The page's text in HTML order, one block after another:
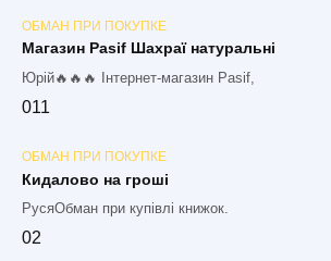
ОБМАН ПРИ ПОКУПКЕ
Магазин Pasif Шахраї натуральні
Юрій🔥🔥🔥 Інтернет-магазин Pasif,
011
ОБМАН ПРИ ПОКУПКЕ
Кидалово на гроші
РусяОбман при купівлі книжок.
02